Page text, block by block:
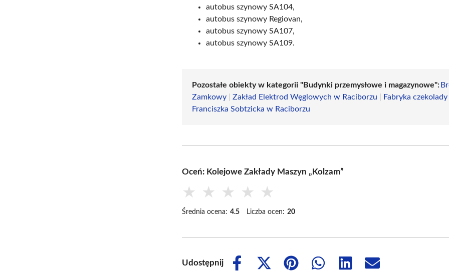
autobus szynowy SA104,
autobus szynowy Regiovan,
autobus szynowy SA107,
autobus szynowy SA109.
Pozostałe obiekty w kategorii "Budynki przemysłowe i magazynowe":
Zamkowy |Zakład Elektrod Węglowych w Raciborzu
Fabryka czekolady
Franciszka Sobtzicka w Raciborzu
Oceń: Kolejowe Zakłady Maszyn „Kolzam”
★ ★ ★ ★ ★
Średnia ocena: 4.5 Liczba ocen: 20
Udostępnij
Share
Share
Share
Share
Share
Share